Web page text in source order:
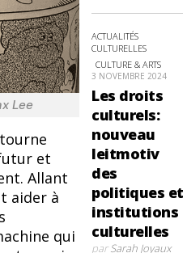
Lee
tourne
et
Allant
aider à
qui
ACTUALITÉS
CULTURELLES
CULTURE & ARTS
3 NOVEMBRE 2024
Les droits
culturels:
nouveau
leitmotiv
des
politiques et
institutions
culturelles
parSarah Joyaux